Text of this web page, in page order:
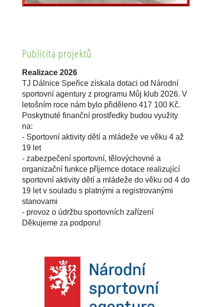
Publicita projektů
Realizace 2026
TJ Dálnice Speřice získala dotaci od Národní
sportovní agentury z programu Můj klub 2026. V
letošním roce nám bylo přiděleno 417 100 Kč.
Poskytnuté finanční prostředky budou využity
na:
- Sportovní aktivity dětí a mládeže ve věku 4 až
19 let
- zabezpečení sportovní, tělovýchovné a
organizační funkce příjemce dotace realizující
sportovní aktivity dětí a mládeže do věku od 4 do
19 let v souladu s platnými a registrovanými
stanovami
- provoz o údržbu sportovních zařízení
Děkujeme za podporu!